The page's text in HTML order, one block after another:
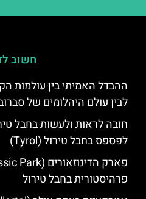
חשוב
ההבדל האמיתי בין עולמות
לבין עולם היהלומים של
חובה לראות ולעשות בחבל
לפספס בחבל טירול (Tyrol)
פרהיסטורית בחבל טירול